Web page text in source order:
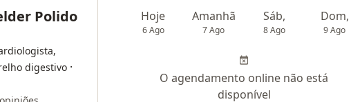
Polido
digestivo ·
Hoje
6 Ago
Amanhã
7 Ago
Sáb,
8 Ago
Dom,
9 Ago
O agendamento online não está
disponível